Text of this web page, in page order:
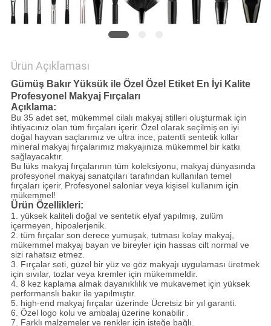
Ürün Açıklaması
Gümüş Bakır Yüksük ile Özel Özel Etiket En İyi Kalite
Profesyonel Makyaj Fırçaları
Açıklama:
Bu 35 adet set, mükemmel cilalı makyaj stilleri oluşturmak için
ihtiyacınız olan tüm fırçaları içerir. Özel olarak seçilmişen iyi
doğal hayvan saçlarımız ve ultra ince, patentli sentetik kıllar
mineral makyaj fırçalarımız makyajınıza mükemmel bir katkı
sağlayacaktır.
Bu lüks makyaj fırçalarının tüm koleksiyonu, makyaj dünyasında
profesyonel makyaj sanatçıları tarafından kullanılan temel
fırçaları içerir. Profesyonel salonlar veya kişisel kullanım için
mükemmel!
Ürün Özellikleri:
1. yüksek kaliteli doğal ve sentetik elyaf yapılmış, zulüm
içermeyen, hipoalerjenik.
2. tüm fırçalar son derece yumuşak, tutması kolay makyaj,
mükemmel makyaj bayan ve bireyler için hassas cilt normal ve
sizi rahatsız etmez.
3. Fırçalar seti, güzel bir yüz ve göz makyajı uygulaması üretmek
için sıvılar, tozlar veya kremler için mükemmeldir.
4. 8 kez kaplama almak dayanıklılık ve mukavemet için yüksek
performanslı bakır ile yapılmıştır.
5. high-end makyaj fırçalar üzerinde Ücretsiz bir yıl garanti.
6. Özel logo kolu ve ambalaj üzerine konabilir.
7. Farklı malzemeler ve renkler için isteğe bağlı.